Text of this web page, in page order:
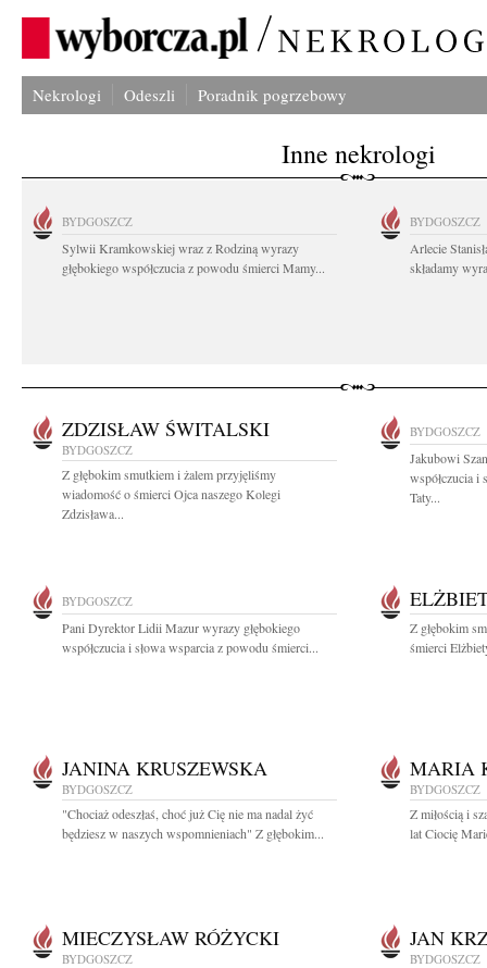
Nekrologi Odeszli Poradnik pogrzebowy
Inne nekrologi
BYDGOSZCZ
Sylwii Kramkowskiej wraz z Rodziną wyrazy
głębokiego współczucia z powodu śmierci Mamy...
BYDGOSZCZ
Arlecie
składamy
ZDZISŁAW ŚWITALSKI
BYDGOSZCZ
Z głębokim smutkiem i żalem przyjęliśmy
wiadomość o śmierci Ojca naszego Kolegi
Zdzisława...
BYDGOSZCZ
Jakubowi
współczucia i
Taty...
BYDGOSZCZ
Pani Dyrektor Lidii Mazur wyrazy głębokiego
współczucia i słowa wsparcia z powodu śmierci...
Z głębokim
śmierci
JANINA KRUSZEWSKA
BYDGOSZCZ
"Chociaż odeszłaś, choć już Cię nie ma nadal żyć
będziesz w naszych wspomnieniach" Z głębokim...
MARIA
BYDGOSZCZ
Z miłością i
lat Ciocię
MIECZYSŁAW RÓŻYCKI
BYDGOSZCZ
JAN
BYDGOSZCZ